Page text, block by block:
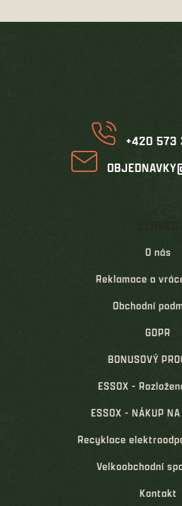
+420 573
O nás
Reklamace a
Obchodní
GDPR
BONUSOVÝ
ESSOX -
ESSOX - NÁKUP
Recyklace
Velkoobchodní
Kontakt